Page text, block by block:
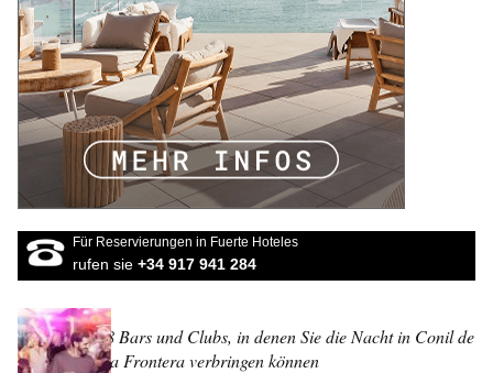
Für Reservierungen in Fuerte Hoteles
rufen sie +34 917 941 284
8 Bars und Clubs, in denen Sie die Nacht in Conil de
la Frontera verbringen können